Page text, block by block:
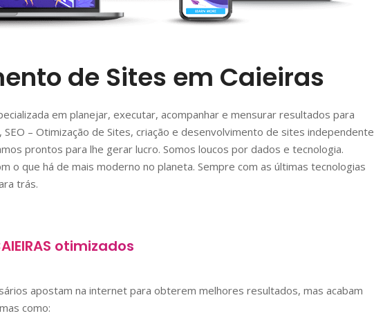
de Sites em Caieiras
em planejar, executar, acompanhar e mensurar resultados para
SEO – Otimização de Sites, criação e desenvolvimento de sites independente
prontos para lhe gerar lucro. Somos loucos por dados e tecnologia.
o que há de mais moderno no planeta. Sempre com as últimas tecnologias
trás.
otimizados
apostam na internet para obterem melhores resultados, mas acabam
como: